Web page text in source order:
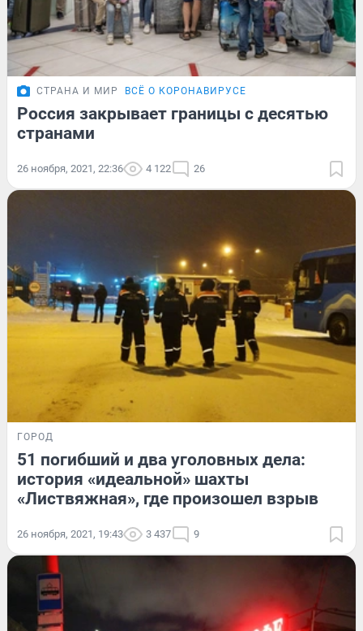
СТРАНА И МИР ВСЁ О КОРОНАВИРУСЕ
Россия закрывает границы с десятью
странами
26 ноября, 2021, 22:36 4 122 26
ГОРОД
51 погибший и два уголовных дела:
история «идеальной» шахты
«Листвяжная», где произошел взрыв
26 ноября, 2021, 19:43 3 437 9